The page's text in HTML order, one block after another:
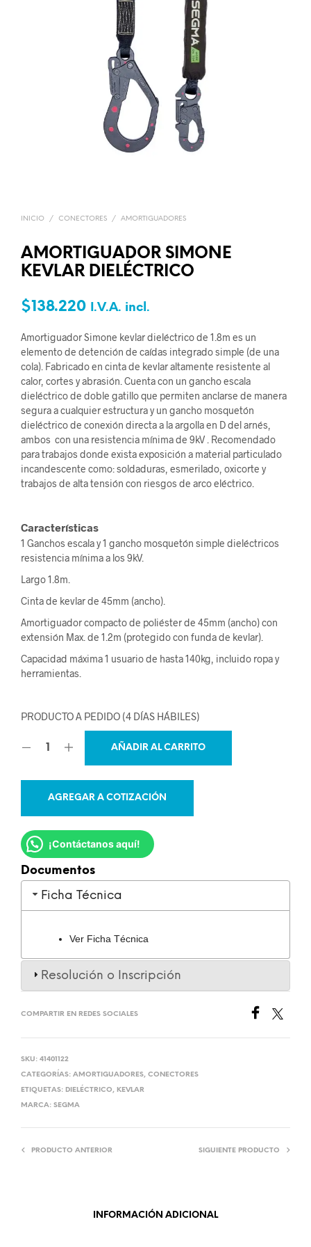
INICIO / CONECTORES / AMORTIGUADORES
AMORTIGUADOR SIMONE
KEVLAR DIELÉCTRICO
$138.220 I.V.A. incl.
Amortiguador Simone kevlar dieléctrico de 1.8m es un
elemento de detención de caídas integrado simple (de una
cola). Fabricado en cinta de kevlar altamente resistente al
calor, cortes y abrasión. Cuenta con un gancho escala
dieléctrico de doble gatillo que permiten anclarse de manera
segura a cualquier estructura y un gancho mosquetón
dieléctrico de conexión directa a la argolla en D del arnés,
ambos con una resistencia mínima de 9kV . Recomendado
para trabajos donde exista exposición a material particulado
incandescente como: soldaduras, esmerilado, oxicorte y
trabajos de alta tensión con riesgos de arco eléctrico.
Características
1 Ganchos escala y 1 gancho mosquetón simple dieléctricos
resistencia mínima a los 9kV.
Largo 1.8m.
Cinta de kevlar de 45mm (ancho).
Amortiguador compacto de poliéster de 45mm (ancho) con
extensión Max. de 1.2m (protegido con funda de kevlar).
Capacidad máxima 1 usuario de hasta 140kg, incluido ropa y
herramientas.
PRODUCTO A PEDIDO (4 DÍAS HÁBILES)
AÑADIR AL CARRITO
AGREGAR A COTIZACIÓN
¡Contáctanos aquí!
Documentos
Ficha Técnica
Ver Ficha Técnica
Resolución o Inscripción
COMPARTIR EN REDES SOCIALES
SKU: 41401122
CATEGORÍAS: AMORTIGUADORES, CONECTORES
ETIQUETAS: DIELÉCTRICO, KEVLAR
MARCA: SEGMA
PRODUCTO ANTERIOR SIGUIENTE PRODUCTO
INFORMACIÓN ADICIONAL